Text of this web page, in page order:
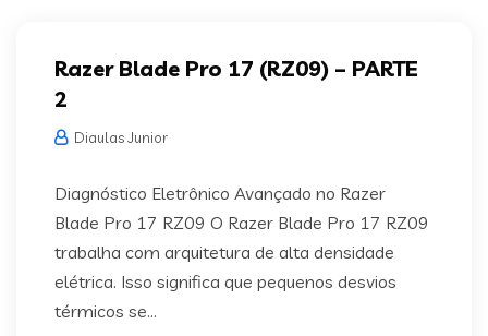
Razer Blade Pro 17 (RZ09) – PARTE
2
Diaulas Junior
Diagnóstico Eletrônico Avançado no Razer
Blade Pro 17 RZ09 O Razer Blade Pro 17 RZ09
trabalha com arquitetura de alta densidade
elétrica. Isso significa que pequenos desvios
térmicos se...